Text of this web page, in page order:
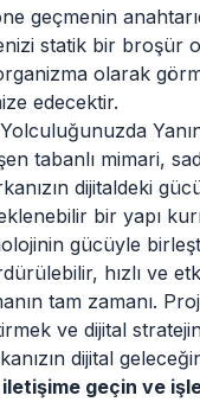
geçmenin
statik bir broşür
olarak
edecektir.
tabanlı mimari,
dijitaldeki
bir yapı
gücüyle
hızlı ve
tam zamanı.
ve dijital
dijital
geçin ve